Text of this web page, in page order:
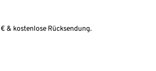
& kostenlose Rücksendung.